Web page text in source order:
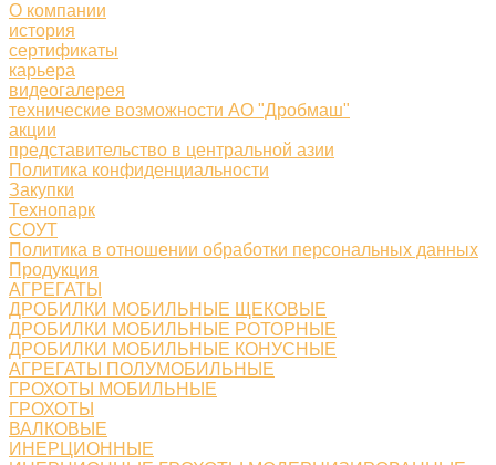
О компании
история
сертификаты
карьера
видеогалерея
технические возможности АО "Дробмаш"
акции
представительство в центральной азии
Политика конфиденциальности
Закупки
Технопарк
СОУТ
Политика в отношении обработки персональных данных
Продукция
АГРЕГАТЫ
ДРОБИЛКИ МОБИЛЬНЫЕ ЩЕКОВЫЕ
ДРОБИЛКИ МОБИЛЬНЫЕ РОТОРНЫЕ
ДРОБИЛКИ МОБИЛЬНЫЕ КОНУСНЫЕ
АГРЕГАТЫ ПОЛУМОБИЛЬНЫЕ
ГРОХОТЫ МОБИЛЬНЫЕ
ГРОХОТЫ
ВАЛКОВЫЕ
ИНЕРЦИОННЫЕ